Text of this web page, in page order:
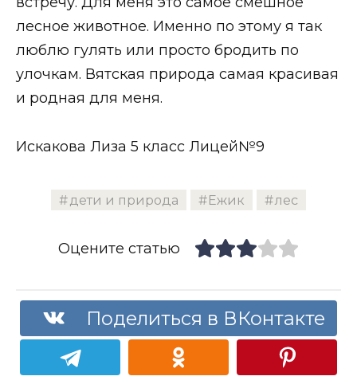
лесное животное. Именно по этому я так
люблю гулять или просто бродить по
улочкам. Вятская природа самая красивая
и родная для меня.
Искакова Лиза 5 класс Лицей№9
дети и природа Ежик лес
Оцените статью
Поделиться в ВКонтакте